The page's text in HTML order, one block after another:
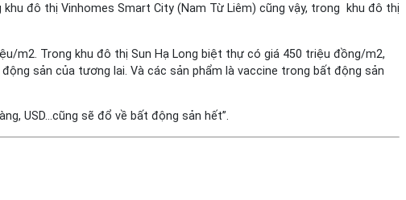
đô thị Vinhomes Smart City (Nam Từ Liêm) cũng vậy, trong khu đô thị
m2. Trong khu đô thị Sun Hạ Long biệt thự có giá 450 triệu đồng/m2,
sản của tương lai. Và các sản phẩm là vaccine trong bất động sản
USD…cũng sẽ đổ về bất động sản hết”.